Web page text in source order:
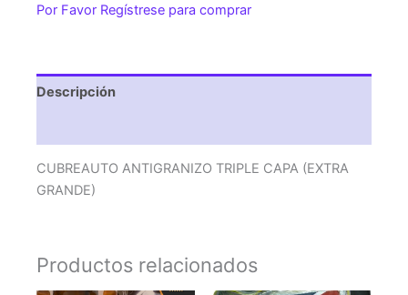
Por Favor Regístrese para comprar
Descripción
CUBREAUTO ANTIGRANIZO TRIPLE CAPA (EXTRA
GRANDE)
Productos relacionados